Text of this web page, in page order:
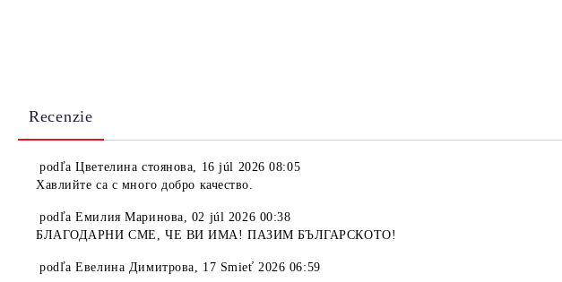
Recenzie
podľaЦветелина стоянова, 16 júl 2026 08:05
Хавлийте са с много добро качество.
podľaЕмилия Маринова, 02 júl 2026 00:38
БЛАГОДАРНИ СМЕ, ЧЕ ВИ ИМА! ПАЗИМ БЪЛГАРСКОТО!
podľaЕвелина Димитрова, 17 Smieť 2026 06:59